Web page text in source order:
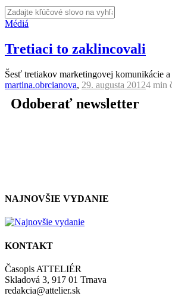
Médiá
Tretiaci to zaklincovali
Šesť tretiakov marketingovej komunikácie
martina.obrcianova, 29. augusta 20124 min
Odoberať newsletter
NAJNOVŠIE VYDANIE
KONTAKT
Časopis ATTELIÉR
Skladová 3, 917 01 Trnava
redakcia@attelier.sk